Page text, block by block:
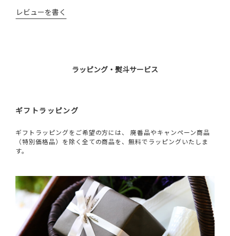
レビューを書く
ラッピング・熨斗サービス
ギフトラッピング
ギフトラッピングをご希望の方には、 廃番品やキャンペーン商品
（特別価格品）を除く全ての商品を、無料でラッピングいたしま
す。